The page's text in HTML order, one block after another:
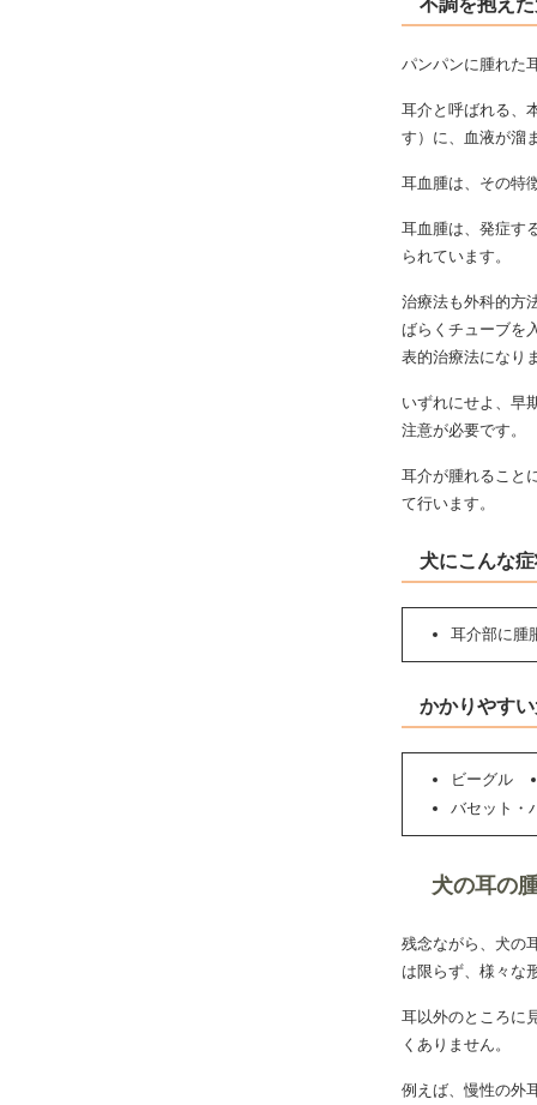
不調を抱え
パンパンに腫れた
耳介と呼ばれる、
す）に、血液が溜
耳血腫は、その特
耳血腫は、発症す
られています。
治療法も外科的方
ばらくチューブを
表的治療法になり
いずれにせよ、早
注意が必要です。
耳介が腫れること
て行います。
犬にこんな
耳介部に腫
かかりやす
ビーグル
バセット・
犬の耳の
残念ながら、犬の
は限らず、様々な
耳以外のところに
くありません。
例えば、慢性の外